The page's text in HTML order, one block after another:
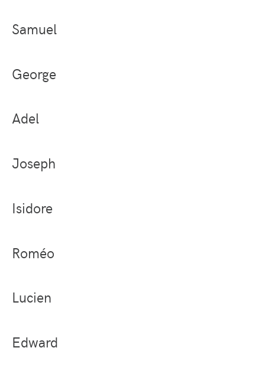
Samuel
George
Adel
Joseph
Isidore
Roméo
Lucien
Edward